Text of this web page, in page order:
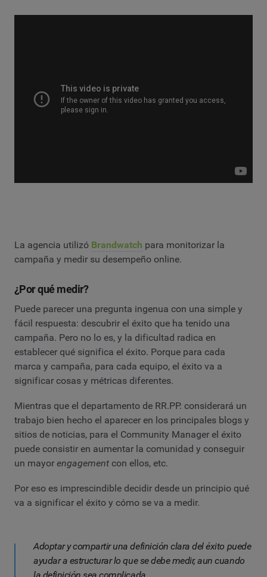
La agencia utilizó Brandwatch para monitorizar la
campaña y medir su desempeño online.
¿Por qué medir?
Puede parecer una pregunta ingenua con una simple y
fácil respuesta: descubrir el éxito que ha tenido una
campaña. Pero no lo es, y la dificultad radica en
establecer qué significa el éxito. Porque para cada
marca y campaña, para cada equipo, el éxito va a
significar cosas y métricas diferentes.
Mientras que el departamento de RR.PP. considerará un
trabajo bien hecho el aparecer en los principales blogs y
sitios de noticias, para el Community Manager el éxito
puede consistir en aumentar la comunidad y conseguir
un mayor engagement con ellos, etc.
Por eso es imprescindible decidir desde un principio qué
va a significar el éxito y cómo se va a medir.
Adoptar y compartir una definición clara del éxito puede
ayudar a estructurar lo que se debe medir, aun cuando